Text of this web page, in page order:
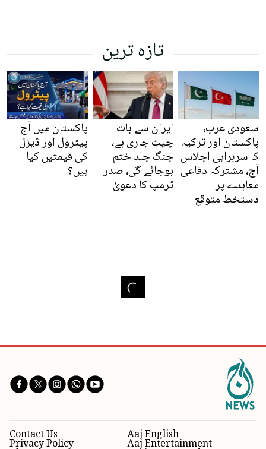
تازہ ترین
سعودی عرب،
پاکستان اور ترکیہ
کا سربراہی اجلاس
آج، مشترکہ دفاعی
معاہدے پر
دستخط متوقع
ایران سے بات
چیت جاری ہے،
جنگ جلد ختم
ہوجائے گی، صدر
ٹرمپ کا دعویٰ
پاکستان میں آج
پیٹرول اور ڈیزل
کی قیمتیں کیا
ہیں؟
Aaj English
Aaj Entertainment
Contact Us
Privacy Policy